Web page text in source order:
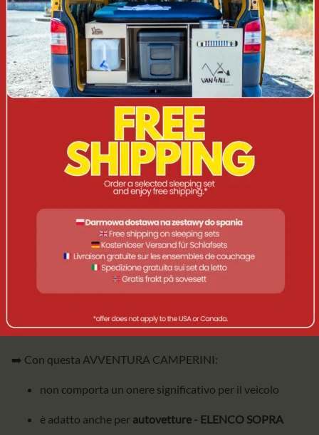
possibilità di dormire all'interno o all'esterno dell'auto
soluzione pronta per l'usodormire e cucinaresenza
acquisti aggiuntivi
⚖️ PESO DEL KIT CAMPERINI ADVENTURE
Il peso a vuoto ridotto è uno dei vantaggi principali del kit,
particolarmente importante per i viaggi e le ispezioni nell'UE.
Peso lordo del veicolo.
DIMENSIONI DEL KIT
Peso approssimativo del kit:
BASIC BOX (BB): circa 33 kg
BB + AC + MATTRESS: circa 40 kg
➡️ Con questa AVVENTURA CAMPERINI:
non comporta un onere significativo per il veicolo
è adatto anche per autovetture - ELENCO SOPRA